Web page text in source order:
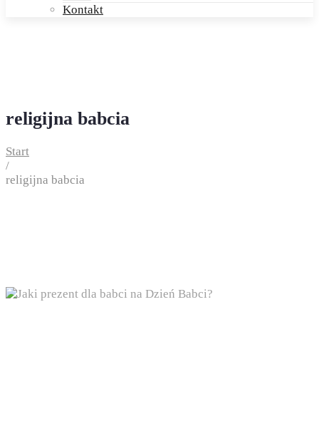
Kontakt
religijna babcia
Start
/
religijna babcia